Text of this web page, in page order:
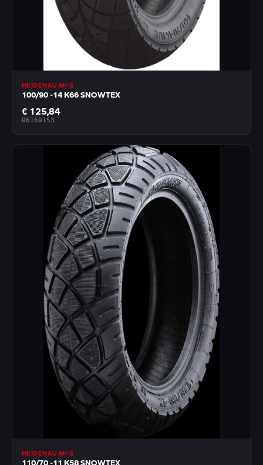
HEIDENAU M+S
100/90 -14 K66 SNOWTEX
€ 125,84
06160153
HEIDENAU M+S
110/70 -11 K58 SNOWTEX